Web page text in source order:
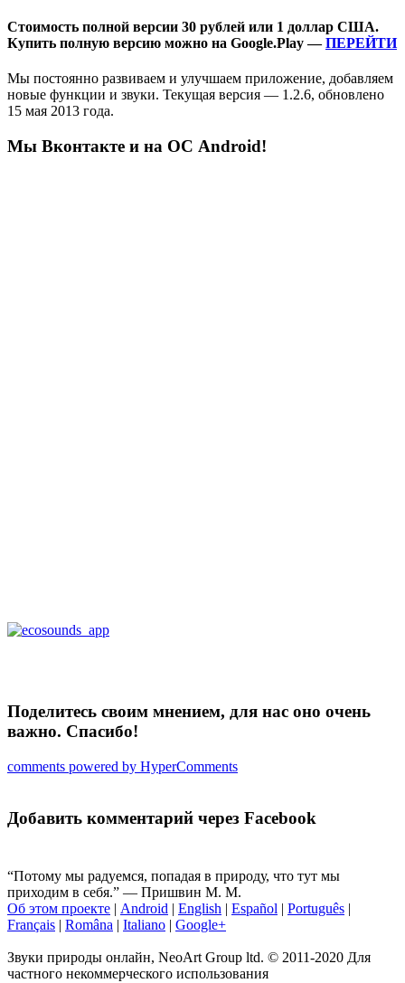
Стоимость полной версии 30 рублей или 1 доллар США.
Купить полную версию можно на Google.Play —ПЕРЕЙТИ
Мы постоянно развиваем и улучшаем приложение, добавляем
новые функции и звуки. Текущая версия — 1.2.6, обновлено
15 мая 2013 года.
Мы Вконтакте и на ОС Android!
Поделитесь своим мнением, для нас оно очень
важно. Спасибо!
comments powered by HyperComments
Добавить комментарий через Facebook
“Потому мы радуемся, попадая в природу, что тут мы
приходим в себя.” ― Пришвин М. М.
Об этом проекте
Android English Español Português
Français
Româna Italiano Google+
Звуки природы онлайн, NeoArt Group ltd. © 2011-2020 Для
частного некоммерческого использования